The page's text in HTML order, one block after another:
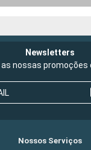
Newsletters
as nossas promoções
Nossos Serviços